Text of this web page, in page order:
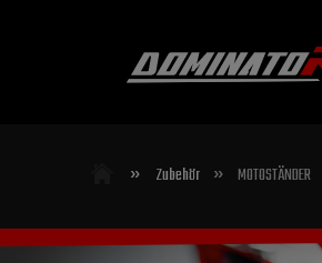
» Zubehör » MOTOSTÄNDER